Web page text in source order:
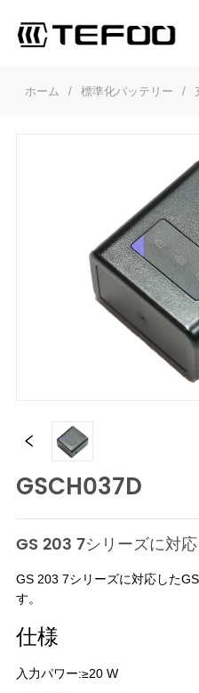
ホーム / 標準化バッテリー /
GSCH037D
GS 203 7シリーズに対